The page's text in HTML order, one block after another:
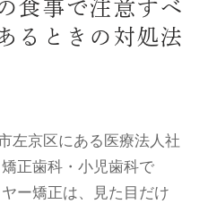
食事で注意すべ
るときの対処法
左京区にある医療法人社
正歯科・小児歯科で
ー矯正は、見た目だけ